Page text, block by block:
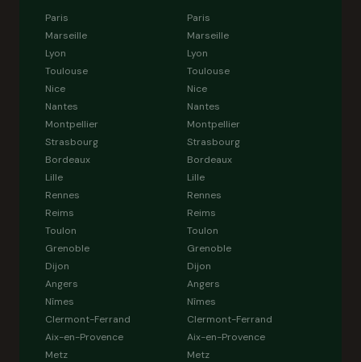
Paris
Marseille
Lyon
Toulouse
Nice
Nantes
Montpellier
Strasbourg
Bordeaux
Lille
Rennes
Reims
Toulon
Grenoble
Dijon
Angers
Nîmes
Clermont-Ferrand
Aix-en-Provence
Metz
Paris
Marseille
Lyon
Toulouse
Nice
Nantes
Montpellier
Strasbourg
Bordeaux
Lille
Rennes
Reims
Toulon
Grenoble
Dijon
Angers
Nîmes
Clermont-Ferrand
Aix-en-Provence
Metz